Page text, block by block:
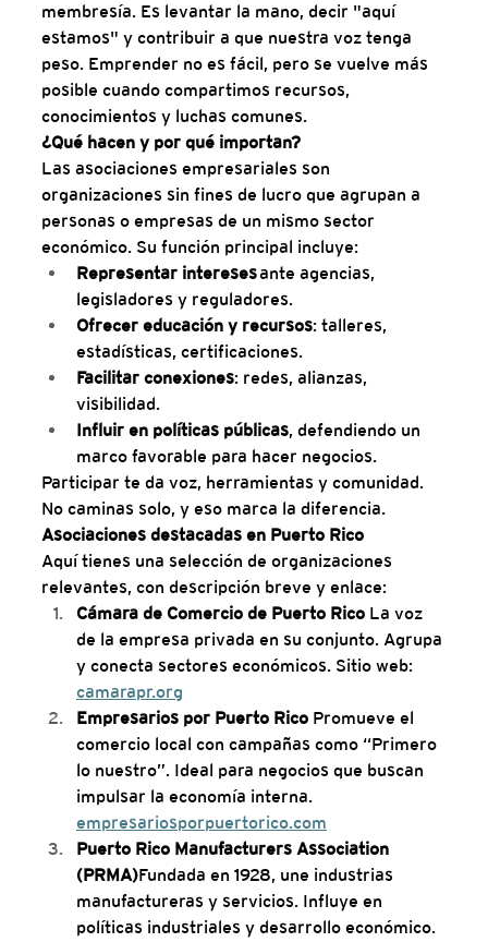
membresía. Es levantar la mano, decir "aquí
estamos" y contribuir a que nuestra voz tenga
peso. Emprender no es fácil, pero se vuelve más
posible cuando compartimos recursos,
conocimientos y luchas comunes.
¿Qué hacen y por qué importan?
Las asociaciones empresariales son
organizaciones sin fines de lucro que agrupan a
personas o empresas de un mismo sector
económico. Su función principal incluye:
Representar intereses ante agencias,
legisladores y reguladores.
Ofrecer educación y recursos: talleres,
estadísticas, certificaciones.
Facilitar conexiones: redes, alianzas,
visibilidad.
Influir en políticas públicas, defendiendo un
marco favorable para hacer negocios.
Participar te da voz, herramientas y comunidad.
No caminas solo, y eso marca la diferencia.
Asociaciones destacadas en Puerto Rico
Aquí tienes una selección de organizaciones
relevantes, con descripción breve y enlace:
Cámara de Comercio de Puerto Rico La voz
de la empresa privada en su conjunto. Agrupa
y conecta sectores económicos. Sitio web:
camarapr.org
Empresarios por Puerto Rico Promueve el
comercio local con campañas como “Primero
lo nuestro”. Ideal para negocios que buscan
impulsar la economía interna.
empresariosporpuertorico.com
Puerto Rico Manufacturers Association
(PRMA)Fundada en 1928, une industrias
manufactureras y servicios. Influye en
políticas industriales y desarrollo económico.